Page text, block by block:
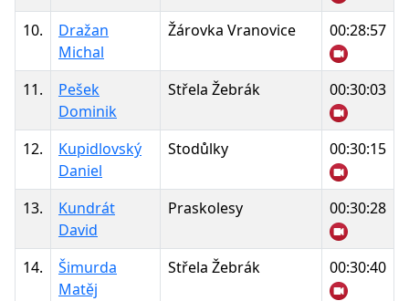
10.
Dražan
Michal
Žárovka Vranovice 00:28:57
11.
Pešek
Dominik
Střela Žebrák 00:30:03
12.
Kupidlovský
Daniel
Stodůlky 00:30:15
13.
Kundrát
David
Praskolesy 00:30:28
14.
Šimurda
Matěj
Střela Žebrák 00:30:40